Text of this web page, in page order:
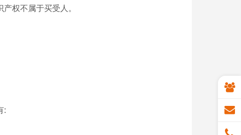
权不属于买受人。
: